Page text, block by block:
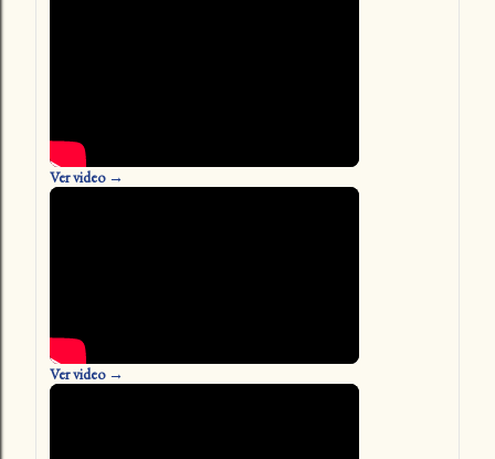
Ver video →
Ver video →